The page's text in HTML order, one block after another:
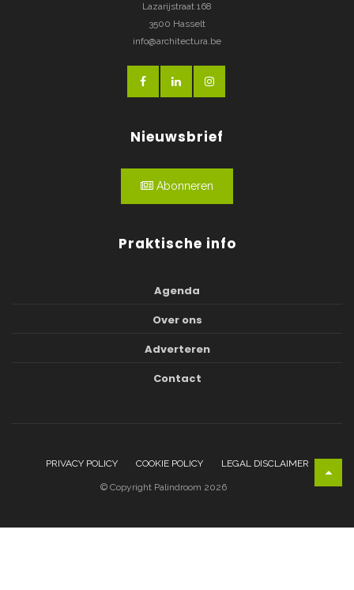
Lazarijstraat 168
3500 Hasselt
info@architectura.be
Nieuwsbrief
Abonneren
Praktische info
Agenda
Over ons
Adverteren
Contact
PRIVACY POLICY COOKIE POLICY LEGAL DISCLAIMER
© Copyright Palindroom 2026